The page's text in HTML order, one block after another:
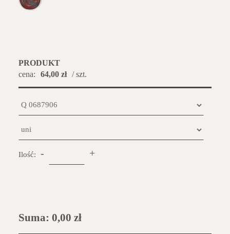
PRODUKT
cena:
64,00 zł / szt.
Ilość: - +
Suma: 0,00 zł